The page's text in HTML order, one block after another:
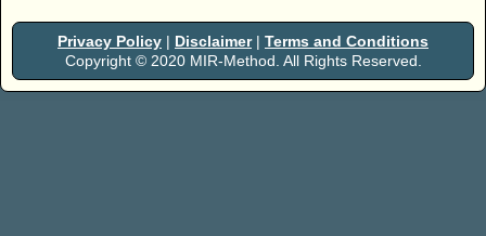
Privacy Policy | Disclaimer| Terms and Conditions
Copyright © 2020 MIR-Method. All Rights Reserved.